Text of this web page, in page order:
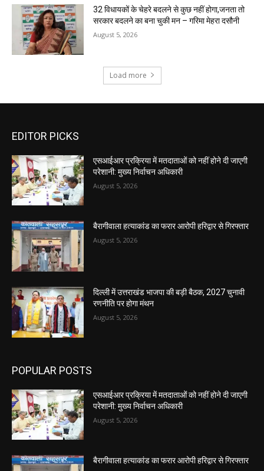
32 विधायकों के चेहरे बदलने से कुछ नहीं होगा,जनता तो
सरकार बदलने का बना चुकी मन – गरिमा मेहरा दसौनी
August 5, 2026
Load more
EDITOR PICKS
एसआईआर प्रक्रिया में मतदाताओं को नहीं होने दी जाएगी
परेशानी: मुख्य निर्वाचन अधिकारी
August 5, 2026
बैरागीवाला हत्याकांड का फरार आरोपी हरिद्वार से गिरफ्तार
August 5, 2026
दिल्ली में उत्तराखंड भाजपा की बड़ी बैठक, 2027 चुनावी
रणनीति पर होगा मंथन
August 5, 2026
POPULAR POSTS
एसआईआर प्रक्रिया में मतदाताओं को नहीं होने दी जाएगी
परेशानी: मुख्य निर्वाचन अधिकारी
August 5, 2026
बैरागीवाला हत्याकांड का फरार आरोपी हरिद्वार से गिरफ्तार